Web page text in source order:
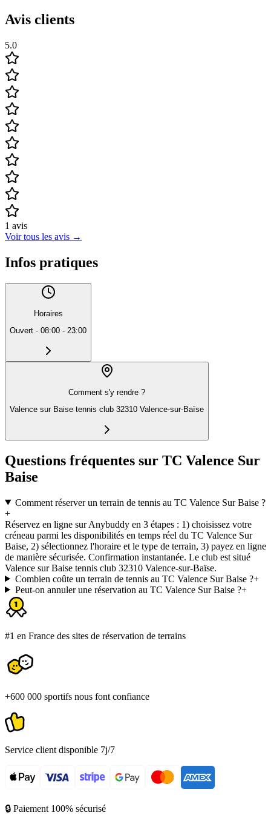
Avis clients
5.0
1 avis
Voir tous les avis →
Infos pratiques
Horaires
Ouvert · 08:00 - 23:00
Comment s'y rendre ?
Valence sur Baise tennis club 32310 Valence-sur-Baïse
Questions fréquentes sur TC Valence Sur
Baise
Comment réserver un terrain de tennis au TC Valence Sur Baise ?
+
Réservez en ligne sur Anybuddy en 3 étapes : 1) choisissez votre
créneau parmi les disponibilités en temps réel du TC Valence Sur
Baise, 2) sélectionnez l'horaire et le type de terrain, 3) payez en ligne
de manière sécurisée. Confirmation instantanée. Le club est situé
Valence sur Baise tennis club 32310 Valence-sur-Baïse.
Combien coûte un terrain de tennis au TC Valence Sur Baise ?+
Peut-on annuler une réservation au TC Valence Sur Baise ?+
#1 en France des sites de réservation de terrains
+600 000 sportifs nous font confiance
Service client disponible 7j/7
🔒 Paiement 100% sécurisé